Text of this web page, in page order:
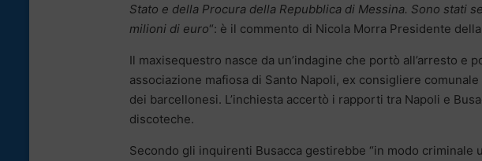
Stato e della Procura della Repubblica di Messina. Sono stati
milioni di euro“: è il commento di Nicola Morra Presidente
Il maxisequestro nasce da un’indagine che portò all’arresto e
associazione mafiosa di Santo Napoli, ex consigliere
dei barcellonesi. L’inchiesta accertò i rapporti tra Napoli e
discoteche.
Secondo gli inquirenti Busacca gestirebbe “in modo criminale